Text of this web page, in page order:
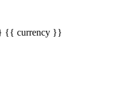
{{ currency }}